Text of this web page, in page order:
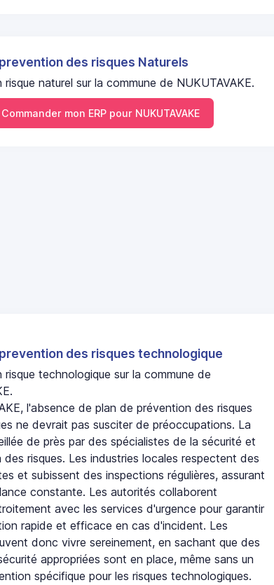
des risques Naturels
risque naturel sur la commune de NUKUTAVAKE.
Commander mon ERP pour NUKUTAVAKE
des risques technologique
risque technologique sur la commune de
l'absence de plan de prévention des risques
ne devrait pas susciter de préoccupations. La
de près par des spécialistes de la sécurité et
risques. Les industries locales respectent des
et subissent des inspections régulières, assurant
constante. Les autorités collaborent
avec les services d'urgence pour garantir
rapide et efficace en cas d'incident. Les
donc vivre sereinement, en sachant que des
appropriées sont en place, même sans un
spécifique pour les risques technologiques.